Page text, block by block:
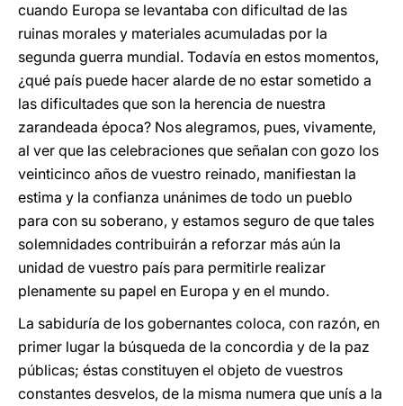
cuando Europa se levantaba con dificultad de las
ruinas morales y materiales acumuladas por la
segunda guerra mundial. Todavía en estos momentos,
¿qué país puede hacer alarde de no estar sometido a
las dificultades que son la herencia de nuestra
zarandeada época? Nos alegramos, pues, vivamente,
al ver que las celebraciones que señalan con gozo los
veinticinco años de vuestro reinado, manifiestan la
estima y la confianza unánimes de todo un pueblo
para con su soberano, y estamos seguro de que tales
solemnidades contribuirán a reforzar más aún la
unidad de vuestro país para permitirle realizar
plenamente su papel en Europa y en el mundo.
La sabiduría de los gobernantes coloca, con razón, en
primer lugar la búsqueda de la concordia y de la paz
públicas; éstas constituyen el objeto de vuestros
constantes desvelos, de la misma numera que unís a la